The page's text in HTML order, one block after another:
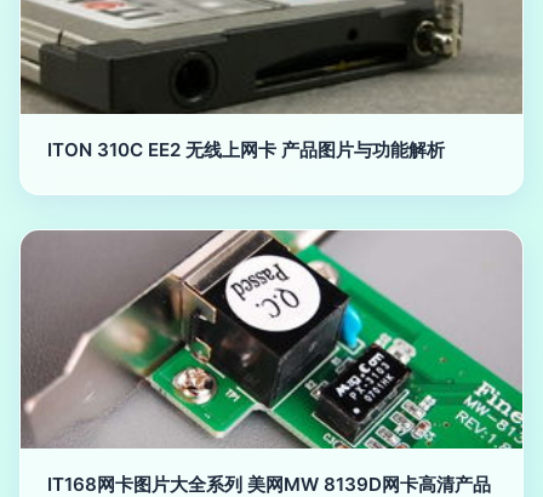
ITON 310C EE2 无线上网卡 产品图片与功能解析
IT168网卡图片大全系列 美网MW 8139D网卡高清产品